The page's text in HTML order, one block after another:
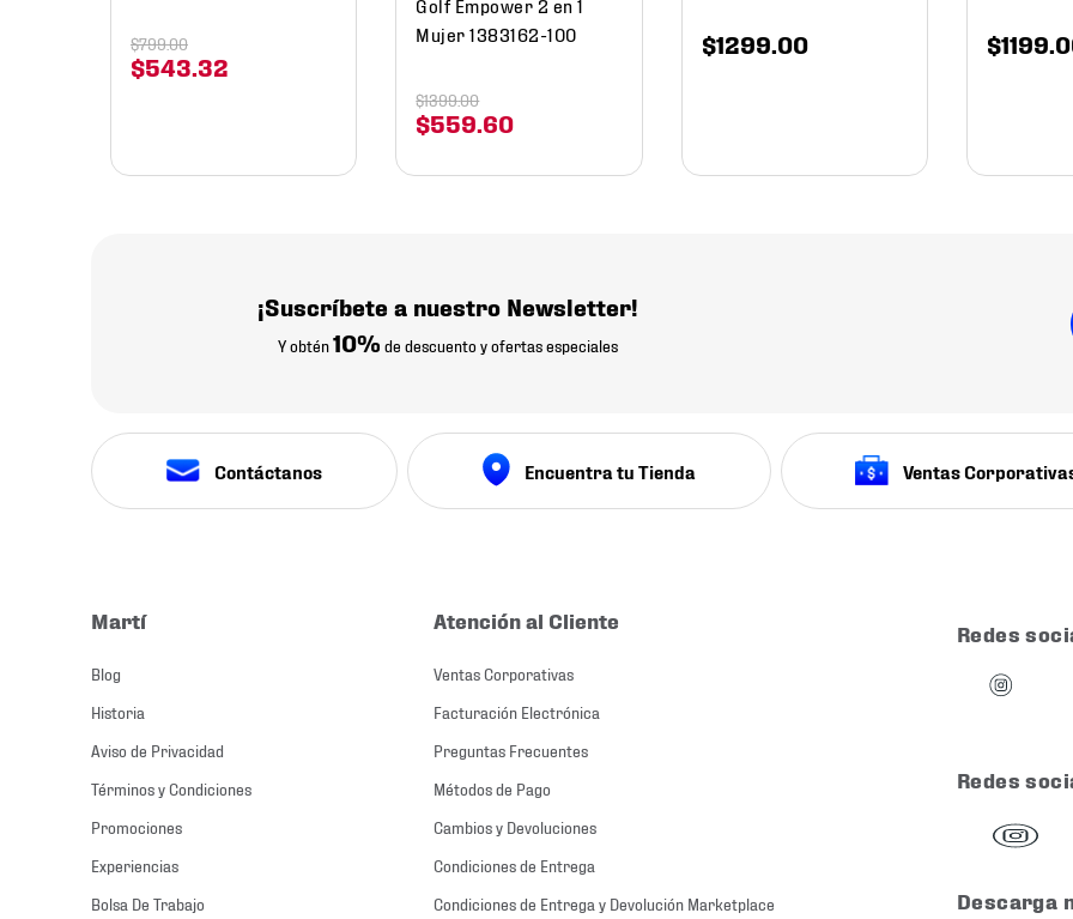
$543.32
$799.00
Golf Empower 2 en 1
Mujer 1383162-100
$559.60
$1399.00
$1299.00 $1199.
¡Suscríbete a nuestro Newsletter!
Y obtén10% de descuento y ofertas especiales
Contáctanos Encuentra tu Tienda Ventas
Martí
Blog
Historia
Aviso de Privacidad
Términos y Condiciones
Promociones
Experiencias
Bolsa De Trabajo
Atención al Cliente
Ventas Corporativas
Facturación Electrónica
Preguntas Frecuentes
Métodos de Pago
Cambios y Devoluciones
Condiciones de Entrega
Condiciones de Entrega y Devolución Marketplace
Redes
Redes
Descarga